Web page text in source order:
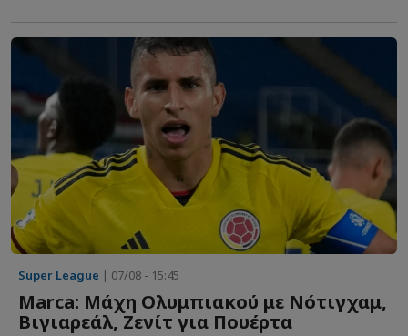
Super League | 07/08 - 15:45
Marca: Μάχη Ολυμπιακού με Νότιγχαμ,
Βιγιαρεάλ, Ζενίτ για Πουέρτα